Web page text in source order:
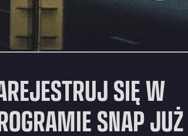
SIĘ W
SNAP JUŻ